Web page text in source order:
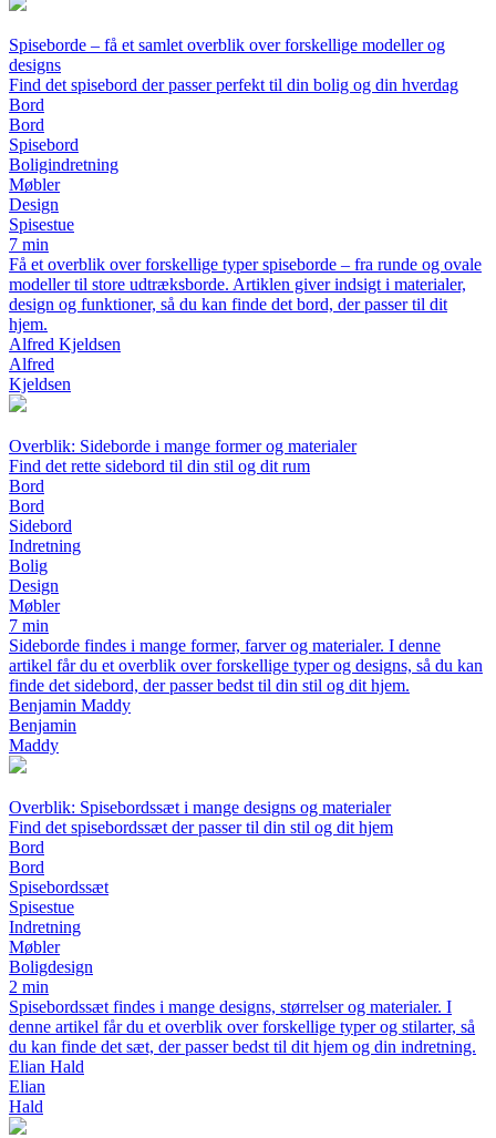
Spiseborde – få et samlet overblik over forskellige modeller og
designs
Find det spisebord der passer perfekt til din bolig og din hverdag
Bord
Bord
Spisebord
Boligindretning
Møbler
Design
Spisestue
7 min
Få et overblik over forskellige typer spiseborde – fra runde og ovale
modeller til store udtræksborde. Artiklen giver indsigt i materialer,
design og funktioner, så du kan finde det bord, der passer til dit
hjem.
Alfred Kjeldsen
Alfred
Kjeldsen
Overblik: Sideborde i mange former og materialer
Find det rette sidebord til din stil og dit rum
Bord
Bord
Sidebord
Indretning
Bolig
Design
Møbler
7 min
Sideborde findes i mange former, farver og materialer. I denne
artikel får du et overblik over forskellige typer og designs, så du kan
finde det sidebord, der passer bedst til din stil og dit hjem.
Benjamin Maddy
Benjamin
Maddy
Overblik: Spisebordssæt i mange designs og materialer
Find det spisebordssæt der passer til din stil og dit hjem
Bord
Bord
Spisebordssæt
Spisestue
Indretning
Møbler
Boligdesign
2 min
Spisebordssæt findes i mange designs, størrelser og materialer. I
denne artikel får du et overblik over forskellige typer og stilarter, så
du kan finde det sæt, der passer bedst til dit hjem og din indretning.
Elian Hald
Elian
Hald